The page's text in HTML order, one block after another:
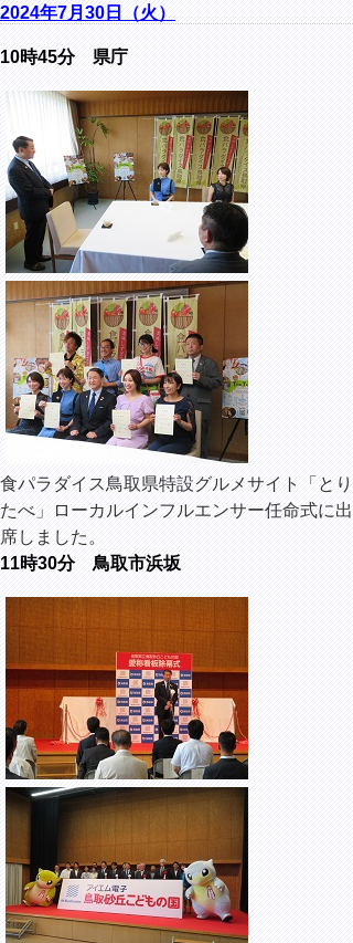
2024年7月30日（火）
10時45分 県庁
食パラダイス鳥取県特設グルメサイト「とり
たべ」ローカルインフルエンサー任命式に出
席しました。
11時30分 鳥取市浜坂